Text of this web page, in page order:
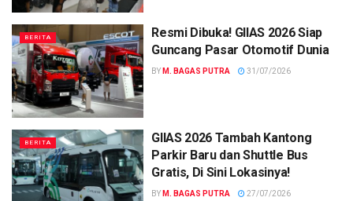
BERITA
Resmi Dibuka! GIIAS 2026 Siap
Guncang Pasar Otomotif Dunia
BY M. BAGAS PUTRA 31/07/2026
BERITA
GIIAS 2026 Tambah Kantong
Parkir Baru dan Shuttle Bus
Gratis, Di Sini Lokasinya!
BY M. BAGAS PUTRA 27/07/2026